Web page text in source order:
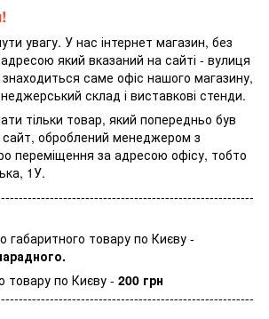
увагу. У нас інтернет магазин, без
який вказаний на сайті - вулиця
саме офіс нашого магазину,
склад і виставкові стенди.
тільки товар, який попередньо був
оброблений менеджером з
переміщення за адресою офісу, тобто
1У.
габаритного товару по Києву -
товару по Києву - 200 грн